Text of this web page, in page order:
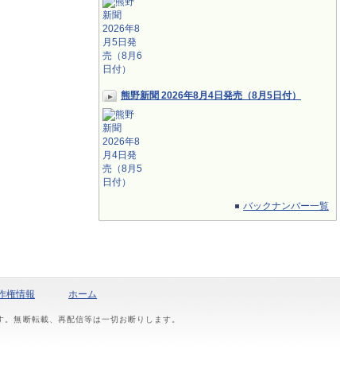
熊野新聞 2026年8月4日発売（8月5日付）
バックナンバー一覧
権情報 ホーム
無断転載、再配信等は一切お断りします。